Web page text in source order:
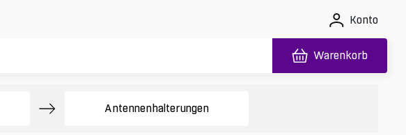
Konto
Warenkorb
Antennenhalterungen